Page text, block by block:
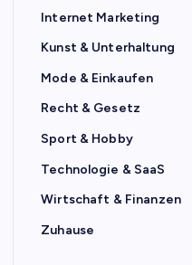
Internet Marketing
Kunst & Unterhaltung
Mode & Einkaufen
Recht & Gesetz
Sport & Hobby
Technologie & SaaS
Wirtschaft & Finanzen
Zuhause